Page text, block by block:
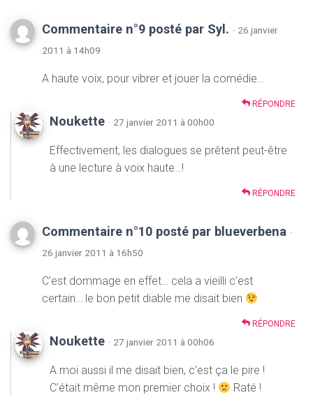
Commentaire n°9 posté par Syl. · 26 janvier
2011 à 14h09
A haute voix, pour vibrer et jouer la comédie…
RÉPONDRE
Noukette · 27 janvier 2011 à 00h00
Effectivement, les dialogues se prêtent peut-être
à une lecture à voix haute…!
RÉPONDRE
Commentaire n°10 posté par blueverbena ·
26 janvier 2011 à 16h50
C’est dommage en effet… cela a vieilli c’est
certain… le bon petit diable me disait bien
RÉPONDRE
Noukette · 27 janvier 2011 à 00h06
A moi aussi il me disait bien, c’est ça le pire !
C’était même mon premier choix !
Raté !